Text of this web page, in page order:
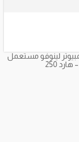
لينوفو مستعمل